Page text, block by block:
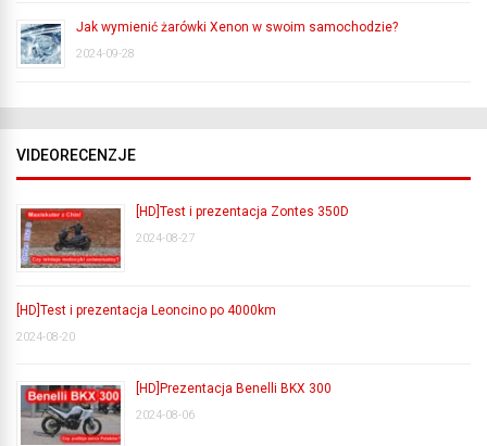
Jak wymienić żarówki Xenon w swoim samochodzie?
2024-09-28
VIDEORECENZJE
[HD]Test i prezentacja Zontes 350D
2024-08-27
[HD]Test i prezentacja Leoncino po 4000km
2024-08-20
[HD]Prezentacja Benelli BKX 300
2024-08-06